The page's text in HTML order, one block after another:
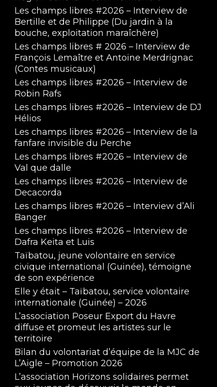
Les champs libres #2026 – Interview de
Bertille et de Philippe (Du jardin à la
bouche, exploitation maraîchère)
Les champs libres # 2026 – Interview de
François Lemaître et Antoine Merdrignac
(Contes musicaux)
Les champs libres #2026 – Interview de
Robin Rafs
Les champs libres #2026 – Interview de DJ
Hélios
Les champs libres #2026 – Interview de la
fanfare invisible du Perche
Les champs libres #2026 – Interview de
Val que dalle
Les champs libres #2026 – Interview de
Decacorda
Les champs libres #2026 – Interview d’Ali
Banger
Les champs libres #2026 – Interview de
Dafra Keita et Luis
Taïbatou, jeune volontaire en service
civique international (Guinée), témoigne
de son expérience
Elle y était – Taïbatou, service volontaire
internationale (Guinée) – 2026
L’association Poseur Export du Havre
diffuse et promeut les artistes sur le
territoire
Bilan du volontariat d’équipe de la MJC de
L’Aigle – Promotion 2026
L’association Horizons solidaires permet